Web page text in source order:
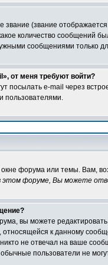
(звание
количество
сообщениями только
от меня требуют войти?
посылать e-mail через
пользователями.
окне форума или темы. Вам,
форуме, Вы можете
вы можете
, относящейся к данному
не отвечал на ваше
пользователи не